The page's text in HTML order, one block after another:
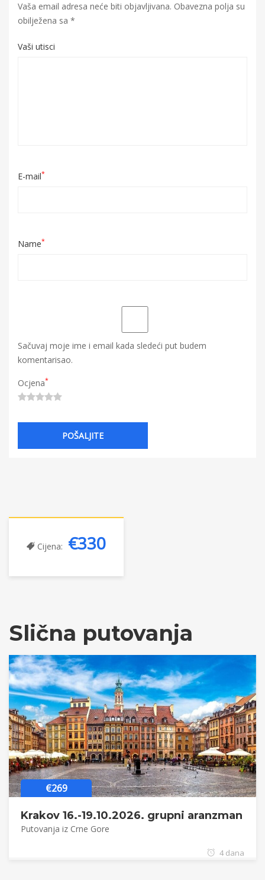
Vaša email adresa neće biti objavljivana. Obavezna polja su
obilježena sa *
Vaši utisci
E-mail*
Name*
Sačuvaj moje ime i email kada sledeći put budem
komentarisao.
Ocjena*
Cijena: €330
Slična putovanja
€269
Krakov 16.-19.10.2026. grupni aranzman
Putovanja iz Crne Gore
4 dana